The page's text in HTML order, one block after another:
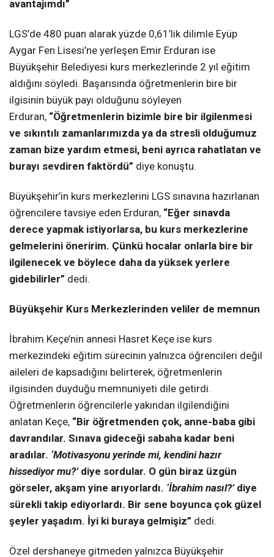
avantajımdı”
LGS’de 480 puan alarak yüzde 0,61’lik dilimle Eyüp
Aygar Fen Lisesi’ne yerleşen Emir Erduran ise
Büyükşehir Belediyesi kurs merkezlerinde 2 yıl eğitim
aldığını söyledi. Başarısında öğretmenlerin bire bir
ilgisinin büyük payı olduğunu söyleyen
Erduran, “Öğretmenlerin bizimle bire bir ilgilenmesi
ve sıkıntılı zamanlarımızda ya da stresli olduğumuz
zaman bize yardım etmesi, beni ayrıca rahatlatan ve
burayı sevdiren faktördü” diye konuştu.
Büyükşehir’in kurs merkezlerini LGS sınavına hazırlanan
öğrencilere tavsiye eden Erduran, “Eğer sınavda
derece yapmak istiyorlarsa, bu kurs merkezlerine
gelmelerini öneririm. Çünkü hocalar onlarla bire bir
ilgilenecek ve böylece daha da yüksek yerlere
gidebilirler” dedi.
Büyükşehir Kurs Merkezlerinden veliler de memnun
İbrahim Keçe’nin annesi Hasret Keçe ise kurs
merkezindeki eğitim sürecinin yalnızca öğrencileri değil
aileleri de kapsadığını belirterek, öğretmenlerin
ilgisinden duyduğu memnuniyeti dile getirdi.
Öğretmenlerin öğrencilerle yakından ilgilendiğini
anlatan Keçe, “Bir öğretmenden çok, anne-baba gibi
davrandılar. Sınava gideceği sabaha kadar beni
aradılar. ‘Motivasyonu yerinde mi, kendini hazır
hissediyor mu?’diye sordular. O gün biraz üzgün
görseler, akşam yine arıyorlardı. ‘İbrahim nasıl?’diye
sürekli takip ediyorlardı. Bir sene boyunca çok güzel
şeyler yaşadım. İyi ki buraya gelmişiz” dedi.
Özel dershaneye gitmeden yalnızca Büyükşehir